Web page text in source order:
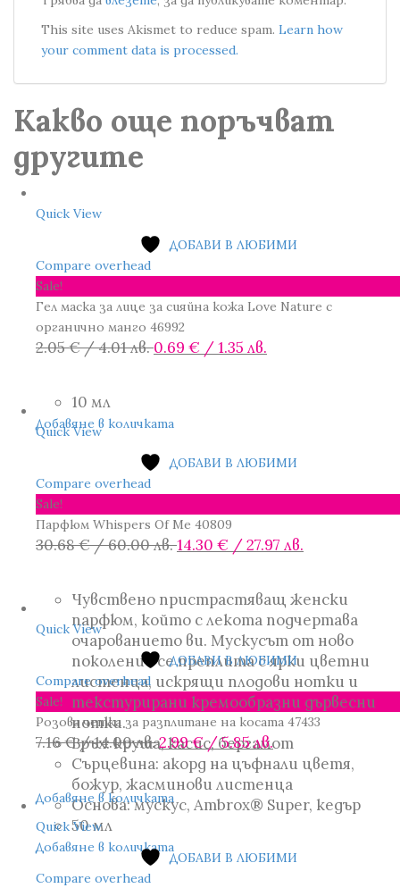
This site uses Akismet to reduce spam. Learn how
your comment data is processed.
Какво още поръчват
другите
Quick View
ДОБАВИ В ЛЮБИМИ
Compare overhead
Sale!
Гел маска за лице за сияйна кожа Love Nature с
органично манго 46992
2.05€/ 4.01 лв.Original
/
4.01 лв..
0.69 € / 1.35 лв.
10 мл
Добавяне в количката
Quick View
ДОБАВИ В ЛЮБИМИ
Compare overhead
Sale!
Парфюм Whispers Of Me 40809
30.68€/ 60.00 лв.Original
30.68 €
/
60.00 лв..
14.30 € / 27.97 лв.
14.30 €
/
27.97 лв..
Чувствено пристрастяващ женски
парфюм, който с лекота подчертава
очарованието ви. Мускусът от ново
поколение се преплита с ярки цветни
листенца, искрящи плодови нотки и
текстурирани кремообразни дървесни
нотки.
Връх: круша, касис, бергамот
Сърцевина: акорд на цъфнали цветя,
божур, жасминови листенца
Основа: мускус, Ambrox® Super, кедър
50 мл
Добавяне в количката
Quick View
ДОБАВИ В ЛЮБИМИ
Compare overhead
Sale!
Розова четка за разплитане на косата 47433
7.16€/ 14.00 лв.Original
price
was:
7.16 €
14.00 лв..
2.99€/ 5.85 лв.Текущата
цена
е:
2.99 €
Добавяне в количката
Quick View
ДОБАВИ В ЛЮБИМИ
Compare overhead